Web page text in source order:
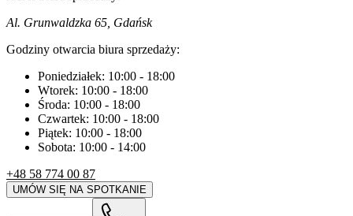
Al. Grunwaldzka 65, Gdańsk
Godziny otwarcia biura sprzedaży:
Poniedziałek: 10:00 - 18:00
Wtorek: 10:00 - 18:00
Środa: 10:00 - 18:00
Czwartek: 10:00 - 18:00
Piątek: 10:00 - 18:00
Sobota: 10:00 - 14:00
+48 58 774 00 87
UMÓW SIĘ NA SPOTKANIE